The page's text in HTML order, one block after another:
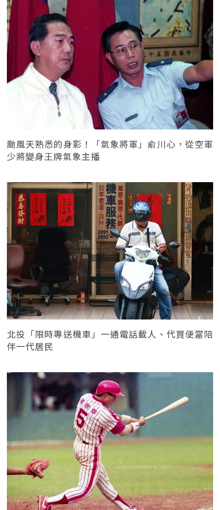
颱風天熟悉的身影！「氣象將軍」俞川心，從空軍
少將變身王牌氣象主播
北投「限時專送機車」一通電話載人、代買便當陪
伴一代居民